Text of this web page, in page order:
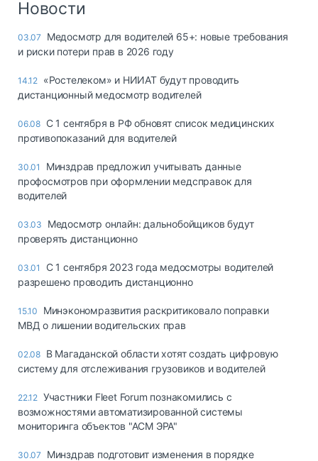
Новости
03.07
Медосмотр для водителей 65+: новые требования
и риски потери прав в 2026 году
14.12 «Ростелеком» и НИИАТ будут проводить
дистанционный медосмотр водителей
06.08 С 1 сентября в РФ обновят список медицинских
противопоказаний для водителей
30.01
Минздрав предложил учитывать данные
профосмотров при оформлении медсправок для
водителей
03.03
Медосмотр онлайн: дальнобойщиков будут
проверять дистанционно
03.01
С 1 сентября 2023 года медосмотры водителей
разрешено проводить дистанционно
15.10
Минэкономразвития раскритиковало поправки
МВД о лишении водительских прав
02.08 В Магаданской области хотят создать цифровую
систему для отслеживания грузовиков и водителей
22.12 Участники Fleet Forum познакомились с
возможностями автоматизированной системы
мониторинга объектов "АСМ ЭРА"
30.07
Минздрав подготовит изменения в порядке